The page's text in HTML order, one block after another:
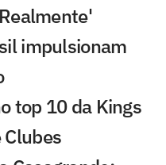
impulsionam
top 10 da Kings
Clubes